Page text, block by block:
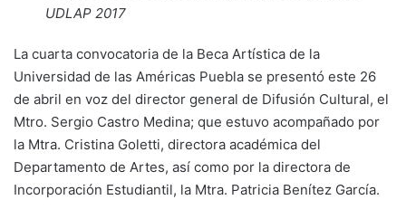
UDLAP 2017
La cuarta convocatoria de la Beca Artística de la
Universidad de las Américas Puebla se presentó este 26
de abril en voz del director general de Difusión Cultural, el
Mtro. Sergio Castro Medina; que estuvo acompañado por
la Mtra. Cristina Goletti, directora académica del
Departamento de Artes, así como por la directora de
Incorporación Estudiantil, la Mtra. Patricia Benítez García.